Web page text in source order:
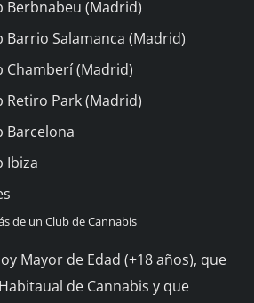
Berbnabeu (Madrid)
Barrio Salamanca (Madrid)
Chamberí (Madrid)
Retiro Park (Madrid)
Barcelona
Ibiza
de un Club de Cannabis
Mayor de Edad (+18 años), que
de Cannabis y que